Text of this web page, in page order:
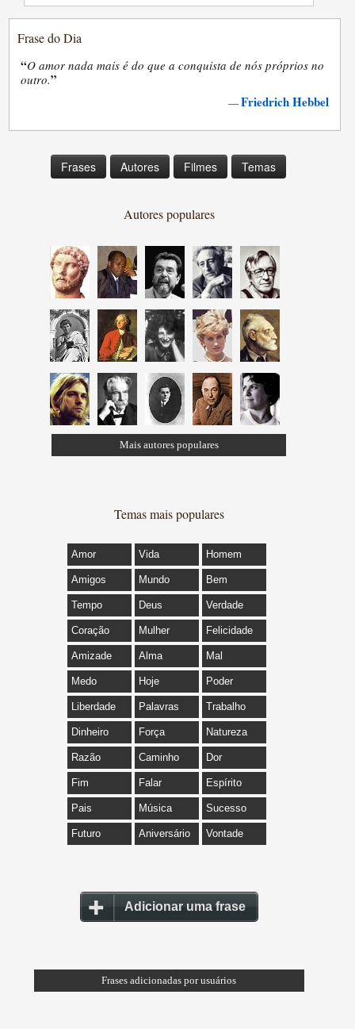
Frase do Dia
“O amor nada mais é do que a conquista de nós próprios no
outro.”
—Friedrich Hebbel
Frases Autores Filmes Temas
Autores populares
Mais autores populares
Temas mais populares
Amor Vida Homem
Amigos Mundo Bem
Tempo Deus Verdade
Coração Mulher Felicidade
Amizade Alma Mal
Medo Hoje Poder
Liberdade Palavras Trabalho
Dinheiro Força Natureza
Razão Caminho Dor
Fim Falar Espírito
Pais Música Sucesso
Futuro Aniversário Vontade
Adicionar uma frase
Frases adicionadas por usuários